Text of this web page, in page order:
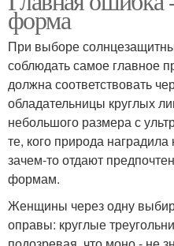
форма
При выборе
соблюдать самое главное
должна соответствовать
обладательницы круглых
небольшого размера с
те, кого природа
зачем-то отдают
формам.
Женщины через одну
оправы: круглые